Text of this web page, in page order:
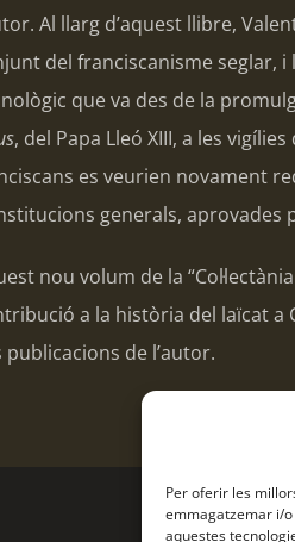
Per oferir les
emmagatzemar i/
aquestes
Al llarg d’aquest llibre,
del franciscanisme seglar,
que va des de la
, del Papa Lleó XIII, a les
es veurien novament
generals, aprovades
nou volum de la
a la història del laïcat a
de l’autor.